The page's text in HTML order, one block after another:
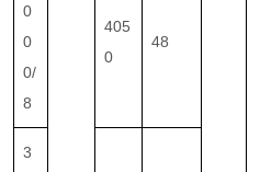
0
0
0/
8
405
0
48
3